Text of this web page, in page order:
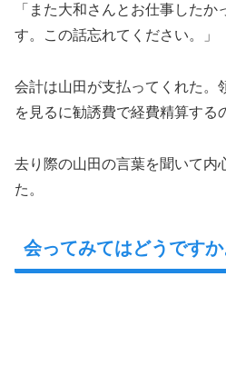
「また大和さんとお仕事した
す。この話忘れてください。」
会計は山田が支払ってくれた。
を見るに勧誘費で経費精算する
去り際の山田の言葉を聞いて内
た。
会ってみてはどうですか